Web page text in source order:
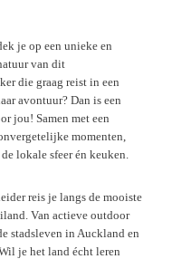
je op een unieke en
van dit
die graag reist in een
avontuur? Dan is een
jou! Samen met een
momenten,
lokale sfeer én keuken.
reis je langs de mooiste
Van actieve outdoor
stadsleven in Auckland en
je het land écht leren